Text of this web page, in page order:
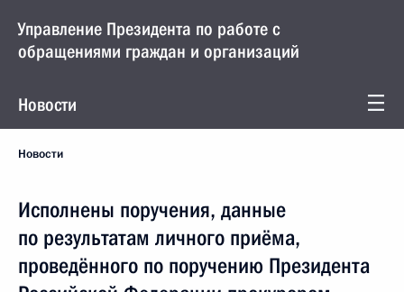
Управление Президента по работе с
обращениями граждан и организаций
Новости
Новости
Исполнены поручения, данные
по результатам личного приёма,
проведённого по поручению Президента